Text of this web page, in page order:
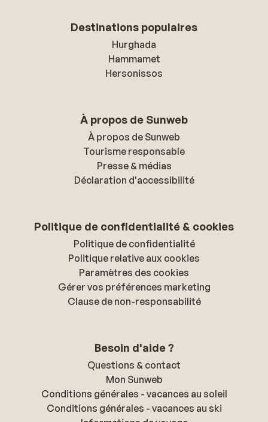
Destinations populaires
Hurghada
Hammamet
Hersonissos
À propos de Sunweb
À propos de Sunweb
Tourisme responsable
Presse & médias
Déclaration d'accessibilité
Politique de confidentialité & cookies
Politique de confidentialité
Politique relative aux cookies
Paramètres des cookies
Gérer vos préférences marketing
Clause de non-responsabilité
Besoin d'aide ?
Questions & contact
Mon Sunweb
Conditions générales - vacances au soleil
Conditions générales - vacances au ski